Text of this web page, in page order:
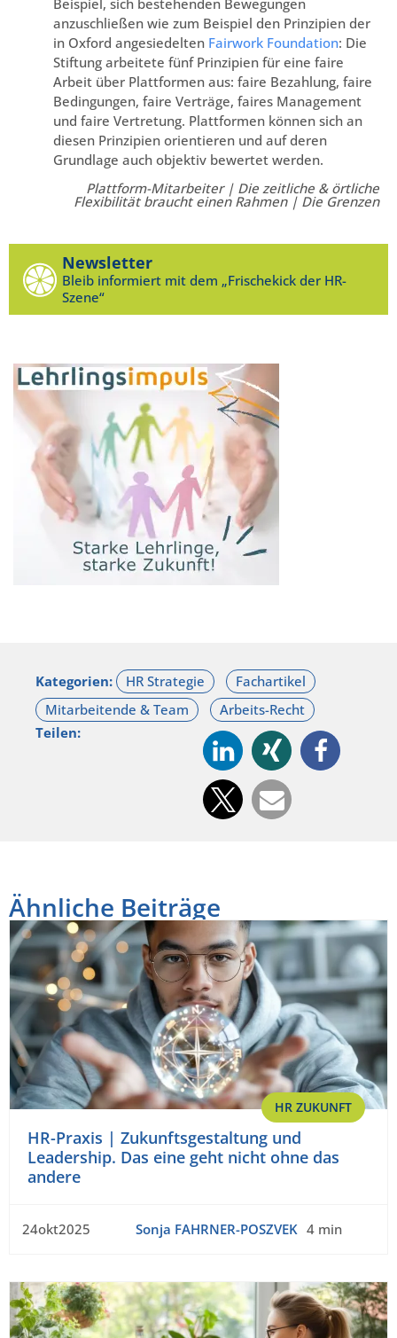
anzuschließen wie zum Beispiel den Prinzipien der
in Oxford angesiedelten Fairwork Foundation: Die
Stiftung arbeitete fünf Prinzipien für eine faire
Arbeit über Plattformen aus: faire Bezahlung, faire
Bedingungen, faire Verträge, faires Management
und faire Vertretung. Plattformen können sich an
diesen Prinzipien orientieren und auf deren
Grundlage auch objektiv bewertet werden.
Plattform-Mitarbeiter | Die zeitliche & örtliche
Flexibilität braucht einen Rahmen | Die Grenzen
Newsletter
Bleib informiert mit dem „Frischekick der HR-
Szene“
Kategorien:
Teilen:
Ähnliche Beiträge
HR ZUKUNFT
HR-Praxis | Zukunftsgestaltung und
Leadership. Das eine geht nicht ohne das
andere
24okt2025 Sonja FAHRNER-POSZVEK 4 min